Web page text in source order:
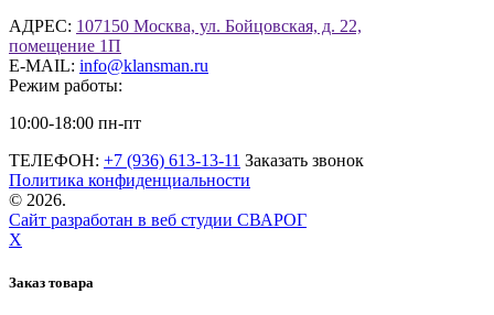
АДРЕС: 107150 Москва, ул. Бойцовская, д. 22,
помещение 1П
E-MAIL: info@klansman.ru
Режим работы:
10:00-18:00 пн-пт
ТЕЛЕФОН: +7 (936) 613-13-11 Заказать звонок
Политика конфиденциальности
© 2026.
Сайт разработан в веб студии СВАРОГ
X
Заказ товара